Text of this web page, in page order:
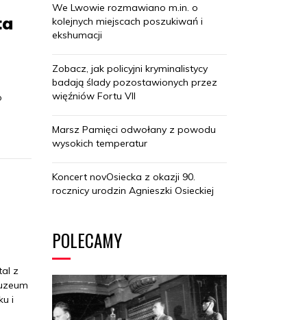
z
i
We Lwowie rozmawiano m.in. o
kolejnych miejscach poszukiwań i
ekshumacji
Zobacz, jak policyjni kryminalistycy
badają ślady pozostawionych przez
więźniów Fortu VII
Marsz Pamięci odwołany z powodu
wysokich temperatur
Koncert novOsiecka z okazji 90.
rocznicy urodzin Agnieszki Osieckiej
POLECAMY